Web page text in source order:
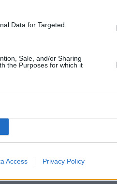
Data for Targeted
Sale, and/or Sharing
the Purposes for which it
Access Privacy Policy
αποθήκευσης των
εμπορικών έργων
στο ΥΠΕΝ.
με στόχο τη δίκαιη
ΑΠΕ.
μέτρα που
στις ώρες
διζωνικό τιμολόγιο
Απρίλιο του 2026.